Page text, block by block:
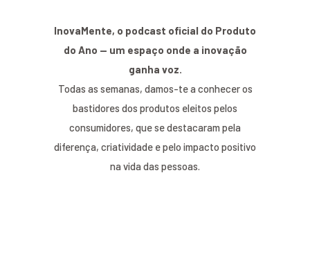
InovaMente, o podcast oficial do Produto
do Ano — um espaço onde a inovação
ganha voz.
Todas as semanas, damos-te a conhecer os
bastidores dos produtos eleitos pelos
consumidores, que se destacaram pela
diferença, criatividade e pelo impacto positivo
na vida das pessoas.